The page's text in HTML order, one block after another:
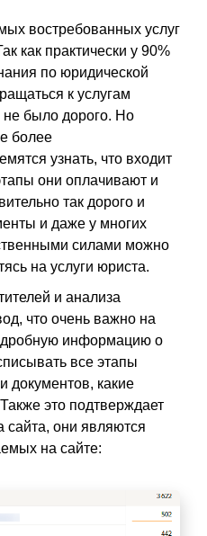
востребованных услуг
как практически у 90%
по юридической
к услугам
не было дорого. Но
более
узнать, что входит
они оплачивают и
так дорого и
и даже у многих
силами можно
на услуги юриста.
и анализа
что очень важно на
информацию о
все этапы
документов, какие
это подтверждает
сайта, они являются
на сайте: